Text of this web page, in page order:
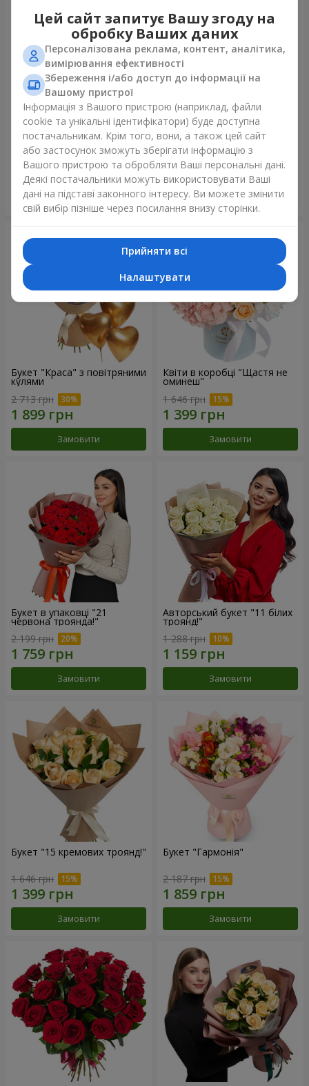
Букет "У День народження,
з коханням!"
3 014 грн
Замовити
Букет "Веселка емоцій"
1 888 грн
Замовити
Букет "Краса" з повітряними
кулями
2 713 грн
Замовити
Квіти в коробці "Щастя не
оминеш"
1 646 грн
Замовити
Букет в упаковці "21
червона троянда!"
2 199 грн
Замовити
Авторський букет "11 білих
троянд!"
1 288 грн
Замовити
Букет "15 кремових троянд!"
1 646 грн
Замовити
Букет "Гармонія"
2 187 грн
Замовити
Цей сайт запитує Вашу згоду на
обробку Ваших даних
Персоналізована реклама, контент, аналітика,
вимірювання ефективності
Збереження і/або доступ до інформації на
Вашому пристрої
Інформація з Вашого пристрою (наприклад, файли
cookie та унікальні ідентифікатори) буде доступна
постачальникам. Крім того, вони, а також цей сайт
або застосунок зможуть зберігати інформацію з
Вашого пристрою та обробляти Ваші персональні дані.
Деякі постачальники можуть використовувати Ваші
дані на підставі законного інтересу. Ви можете змінити
свій вибір пізніше через посилання внизу сторінки.
Прийняти всі
Налаштувати